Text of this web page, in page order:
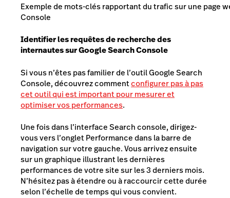
Exemple de mots-clés rapportant du trafic sur une page
Console
Identifier les requêtes de recherche des
internautes sur Google Search Console
Si vous n’êtes pas familier de l’outil Google Search
Console, découvrez commentconfigurer pas à pas
cet outil qui est important pour mesurer et
optimiser vos performances.
Une fois dans l’interface Search console, dirigez-
vous vers l’onglet Performance dans la barre de
navigation sur votre gauche. Vous arrivez ensuite
sur un graphique illustrant les dernières
performances de votre site sur les 3 derniers mois.
N’hésitez pas à étendre ou à raccourcir cette durée
selon l’échelle de temps qui vous convient.